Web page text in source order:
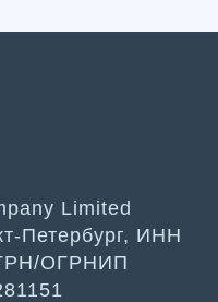
Limited
Петербург, ИНН
ОГРНИП